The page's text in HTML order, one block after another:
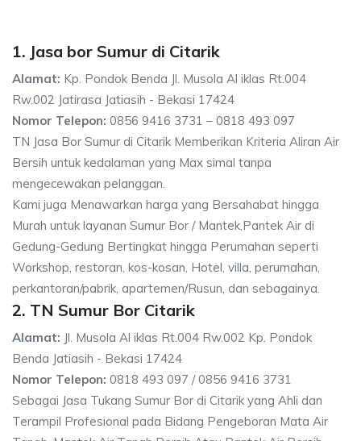
1. Jasa bor Sumur di Citarik
Alamat: Kp. Pondok Benda Jl. Musola Al iklas Rt.004
Rw.002 Jatirasa Jatiasih - Bekasi 17424
Nomor Telepon: 0856 9416 3731 – 0818 493 097
TN Jasa Bor Sumur di Citarik Memberikan Kriteria Aliran Air
Bersih untuk kedalaman yang Max simal tanpa
mengecewakan pelanggan.
Kami juga Menawarkan harga yang Bersahabat hingga
Murah untuk layanan Sumur Bor / Mantek,Pantek Air di
Gedung-Gedung Bertingkat hingga Perumahan seperti
Workshop, restoran, kos-kosan, Hotel, villa, perumahan,
perkantoran/pabrik, apartemen/Rusun, dan sebagainya.
2. TN Sumur Bor Citarik
Alamat: Jl. Musola Al iklas Rt.004 Rw.002 Kp. Pondok
Benda Jatiasih - Bekasi 17424
Nomor Telepon: 0818 493 097 / 0856 9416 3731
Sebagai Jasa Tukang Sumur Bor di Citarik yang Ahli dan
Terampil Profesional pada Bidang Pengeboran Mata Air